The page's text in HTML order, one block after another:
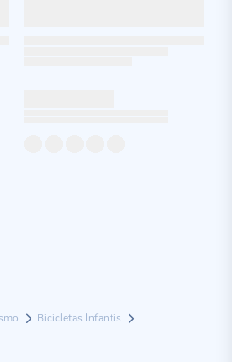
Bicicletas Infantis